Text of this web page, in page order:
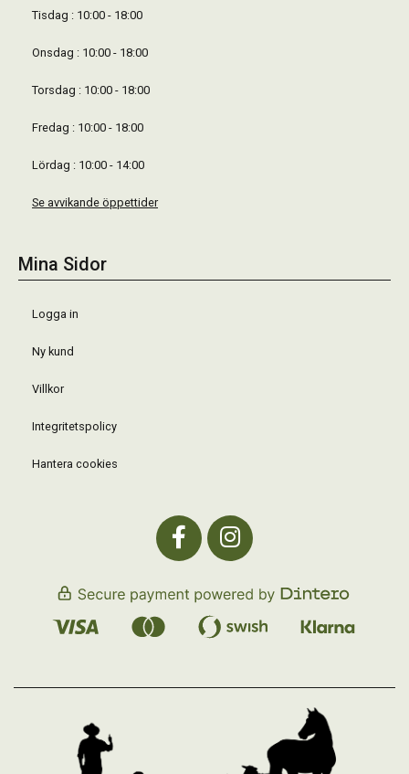
Tisdag : 10:00 - 18:00
Onsdag : 10:00 - 18:00
Torsdag : 10:00 - 18:00
Fredag : 10:00 - 18:00
Lördag : 10:00 - 14:00
Se avvikande öppettider
Mina Sidor
Logga in
Ny kund
Villkor
Integritetspolicy
Hantera cookies